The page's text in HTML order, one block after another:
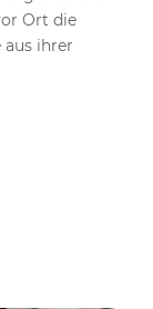
Ort die
aus ihrer